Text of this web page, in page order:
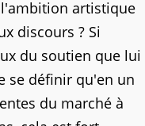
artistique
discours ? Si
du soutien que lui
se définir qu'en un
du marché à